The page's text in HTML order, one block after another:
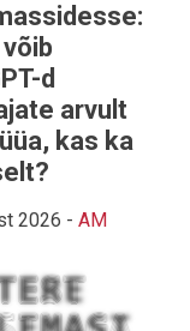
d
arvult
kas ka
2026 - AM